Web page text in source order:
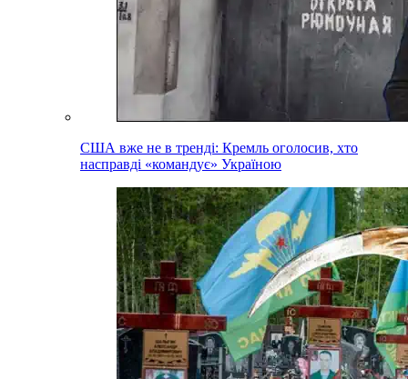
США вже не в тренді: Кремль оголосив, хто
насправді «командує» Україною